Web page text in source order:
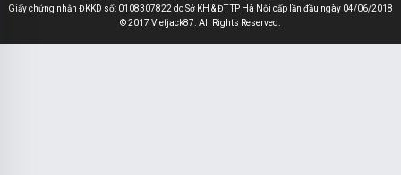
Giấy chứng nhận ĐKKD số: 0108307822 do Sở KH & ĐT TP Hà Nội cấp lần đầu ngày 04/06/2018
© 2017 Vietjack87. All Rights Reserved.